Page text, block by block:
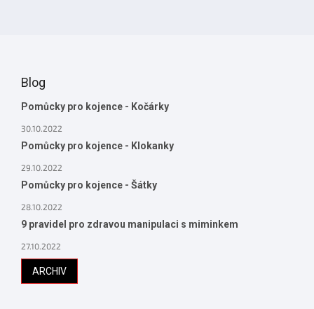
Blog
Pomůcky pro kojence - Kočárky
30.10.2022
Pomůcky pro kojence - Klokanky
29.10.2022
Pomůcky pro kojence - Šátky
28.10.2022
9 pravidel pro zdravou manipulaci s miminkem
27.10.2022
ARCHIV